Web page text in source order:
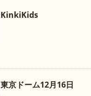
KinkiKids
東京ドーム12月16日